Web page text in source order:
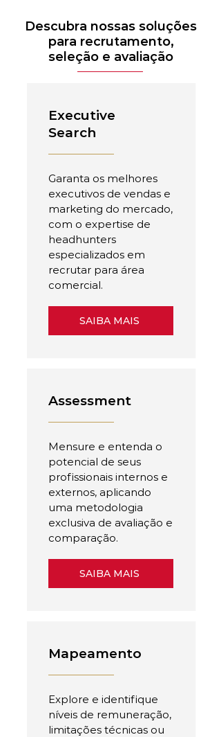
Descubra nossas soluções
para recrutamento,
seleção e avaliação
Executive
Search
Garanta os melhores
executivos de vendas e
marketing do mercado,
com o expertise de
headhunters
especializados em
recrutar para área
comercial.
SAIBA MAIS
Assessment
Mensure e entenda o
potencial de seus
profissionais internos e
externos, aplicando
uma metodologia
exclusiva de avaliação e
comparação.
SAIBA MAIS
Mapeamento
Explore e identifique
níveis de remuneração,
limitações técnicas ou